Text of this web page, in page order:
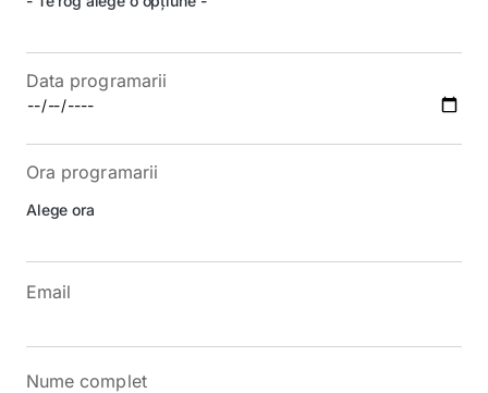
Data programarii
Ora programarii
Email
Nume complet